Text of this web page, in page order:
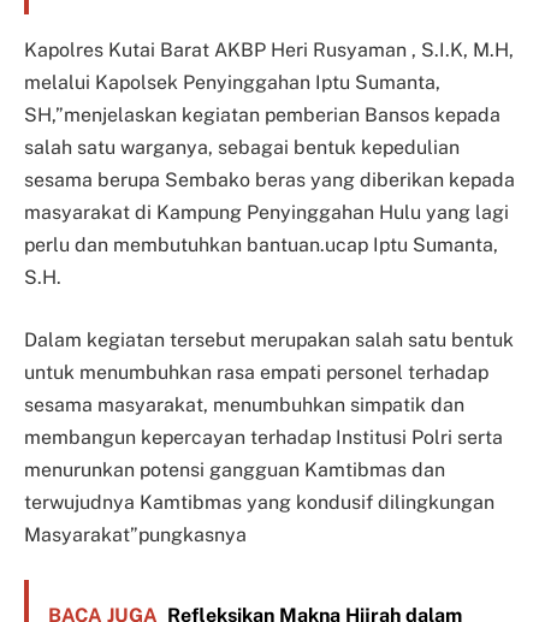
Kapolres Kutai Barat AKBP Heri Rusyaman , S.I.K, M.H,
melalui Kapolsek Penyinggahan Iptu Sumanta,
SH,”menjelaskan kegiatan pemberian Bansos kepada
salah satu warganya, sebagai bentuk kepedulian
sesama berupa Sembako beras yang diberikan kepada
masyarakat di Kampung Penyinggahan Hulu yang lagi
perlu dan membutuhkan bantuan.ucap Iptu Sumanta,
S.H.
Dalam kegiatan tersebut merupakan salah satu bentuk
untuk menumbuhkan rasa empati personel terhadap
sesama masyarakat, menumbuhkan simpatik dan
membangun kepercayan terhadap Institusi Polri serta
menurunkan potensi gangguan Kamtibmas dan
terwujudnya Kamtibmas yang kondusif dilingkungan
Masyarakat”pungkasnya
BACA JUGA Refleksikan Makna Hijrah dalam